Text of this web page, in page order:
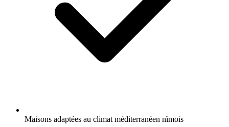
Maisons adaptées au climat méditerranéen nîmois